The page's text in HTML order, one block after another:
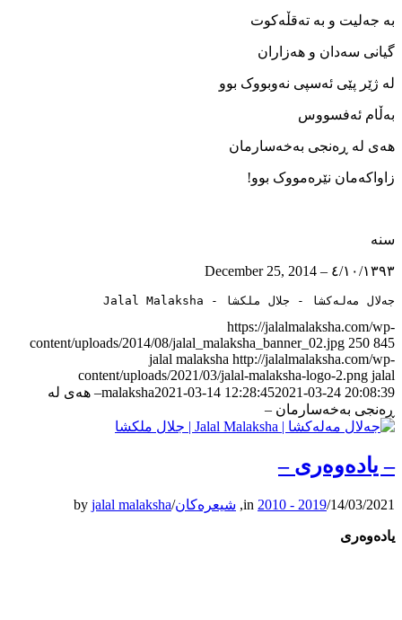
بە جەلیت و بە تەقڵەکوت
گیانی سەدان و ھەزاران
لە ژێر پێی ئەسپی نەوبووک بوو
بەڵام ئەفسووس
ھەی لە ڕەنجی بەخەسارمان
زاواکەمان نێرەمووک بوو!
سنە
٤/١٠/١٣٩٣ – December 25, 2014
جەلال مەلەکشا - جلال ملکشا - Jalal Malaksha
https://jalalmalaksha.com/wp-
content/uploads/2014/08/jalal_malaksha_banner_02.jpg 250 845
jalal malaksha http://jalalmalaksha.com/wp-
content/uploads/2021/03/jalal-malaksha-logo-2.png jalal
malaksha2021-03-14 12:28:452021-03-24 20:08:39
– ھەی لە
ڕەنجی بەخەسارمان –
– ياده‌وه‌ری –
14/03/2021
/
in 2010 - 2019
, شیعرەکان/
by jalal malaksha
ياده‌وه‌ر ی